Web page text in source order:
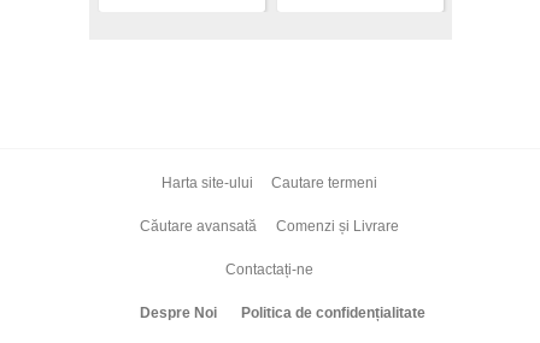
Harta site-ului Cautare termeni
Căutare avansată Comenzi și Livrare
Contactați-ne
Despre Noi Politica de confidențialitate